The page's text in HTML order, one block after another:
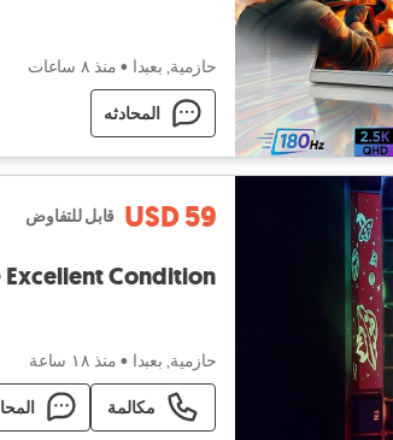
حازمية, بعبدا • منذ ٨ ساعات
المحادثه
USD 59 قابل للتفاوض
حازمية, بعبدا • منذ ١٨ ساعة
مكالمة